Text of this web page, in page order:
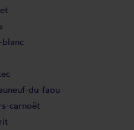
du-faou
carnoët